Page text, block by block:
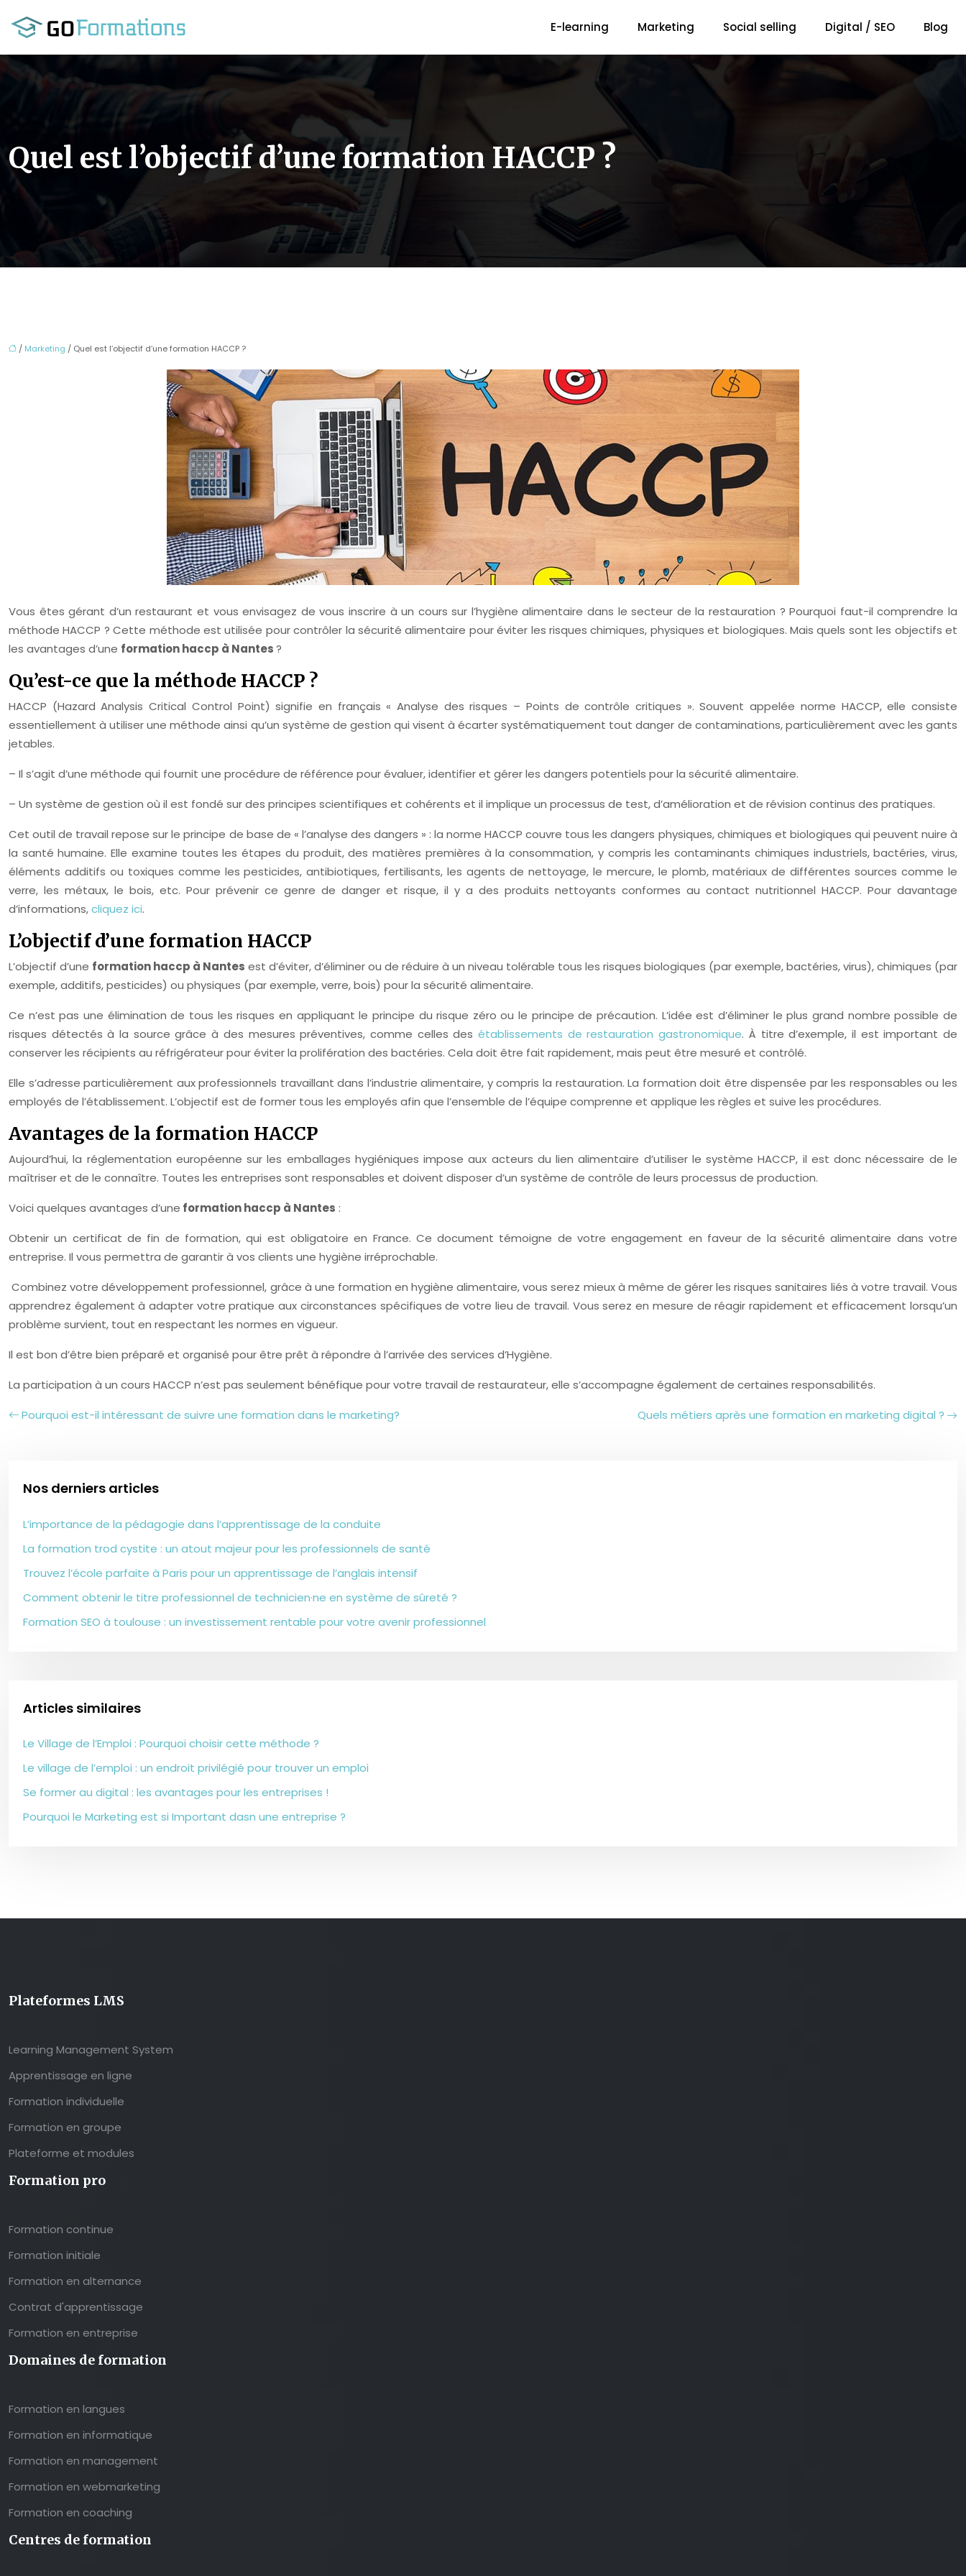
E-learning Marketing Social selling Digital / SEO Blog
Quel est l’objectif d’une formation HACCP ?
/ Marketing / Quel est l’objectif d’une formation HACCP ?
Vous êtes gérant d’un restaurant et vous envisagez de vous inscrire à un cours sur l’hygiène alimentaire dans le secteur de la restauration ? Pourquoi faut-il comprendre la
méthode HACCP ? Cette méthode est utilisée pour contrôler la sécurité alimentaire pour éviter les risques chimiques, physiques et biologiques. Mais quels sont les objectifs et
les avantages d’une formation haccp à Nantes?
Qu’est-ce que la méthode HACCP ?
HACCP (Hazard Analysis Critical Control Point) signifie en français « Analyse des risques – Points de contrôle critiques ». Souvent appelée norme HACCP, elle consiste
essentiellement à utiliser une méthode ainsi qu’un système de gestion qui visent à écarter systématiquement tout danger de contaminations, particulièrement avec les gants
jetables.
– Il s’agit d’une méthode qui fournit une procédure de référence pour évaluer, identifier et gérer les dangers potentiels pour la sécurité alimentaire.
– Un système de gestion où il est fondé sur des principes scientifiques et cohérents et il implique un processus de test, d’amélioration et de révision continus des pratiques.
Cet outil de travail repose sur le principe de base de « l’analyse des dangers » : la norme HACCP couvre tous les dangers physiques, chimiques et biologiques qui peuvent nuire à
la santé humaine. Elle examine toutes les étapes du produit, des matières premières à la consommation, y compris les contaminants chimiques industriels, bactéries, virus,
éléments additifs ou toxiques comme les pesticides, antibiotiques, fertilisants, les agents de nettoyage, le mercure, le plomb, matériaux de différentes sources comme le
verre, les métaux, le bois, etc. Pour prévenir ce genre de danger et risque, il y a des produits nettoyants conformes au contact nutritionnel HACCP. Pour davantage
d’informations,cliquez ici.
L’objectif d’une formation HACCP
L’objectif d’une formation haccp à Nantes est d’éviter, d’éliminer ou de réduire à un niveau tolérable tous les risques biologiques (par exemple, bactéries, virus), chimiques (par
exemple, additifs, pesticides) ou physiques (par exemple, verre, bois) pour la sécurité alimentaire.
Ce n’est pas une élimination de tous les risques en appliquant le principe du risque zéro ou le principe de précaution. L’idée est d’éliminer le plus grand nombre possible de
risques détectés à la source grâce à des mesures préventives, comme celles desétablissements de restauration gastronomique. À titre d’exemple, il est important de
conserver les récipients au réfrigérateur pour éviter la prolifération des bactéries. Cela doit être fait rapidement, mais peut être mesuré et contrôlé.
Elle s’adresse particulièrement aux professionnels travaillant dans l’industrie alimentaire, y compris la restauration. La formation doit être dispensée par les responsables ou les
employés de l’établissement. L’objectif est de former tous les employés afin que l’ensemble de l’équipe comprenne et applique les règles et suive les procédures.
Avantages de la formation HACCP
Aujourd’hui, la réglementation européenne sur les emballages hygiéniques impose aux acteurs du lien alimentaire d’utiliser le système HACCP, il est donc nécessaire de le
maîtriser et de le connaître. Toutes les entreprises sont responsables et doivent disposer d’un système de contrôle de leurs processus de production.
Voici quelques avantages d’une formation haccp à Nantes :
Obtenir un certificat de fin de formation, qui est obligatoire en France. Ce document témoigne de votre engagement en faveur de la sécurité alimentaire dans votre
entreprise. Il vous permettra de garantir à vos clients une hygiène irréprochable.
Combinez votre développement professionnel, grâce à une formation en hygiène alimentaire, vous serez mieux à même de gérer les risques sanitaires liés à votre travail. Vous
apprendrez également à adapter votre pratique aux circonstances spécifiques de votre lieu de travail. Vous serez en mesure de réagir rapidement et efficacement lorsqu’un
problème survient, tout en respectant les normes en vigueur.
Il est bon d’être bien préparé et organisé pour être prêt à répondre à l’arrivée des services d’Hygiène.
La participation à un cours HACCP n’est pas seulement bénéfique pour votre travail de restaurateur, elle s’accompagne également de certaines responsabilités.
Pourquoi est-il intéressant de suivre une formation dans le marketing?
Quels métiers après une formation en marketing digital ?
Nos derniers articles
L’importance de la pédagogie dans l’apprentissage de la conduite
La formation trod cystite : un atout majeur pour les professionnels de santé
Trouvez l’école parfaite à Paris pour un apprentissage de l’anglais intensif
Comment obtenir le titre professionnel de technicien·ne en système de sûreté ?
Formation SEO à toulouse : un investissement rentable pour votre avenir professionnel
Articles similaires
Le Village de l’Emploi : Pourquoi choisir cette méthode ?
Le village de l’emploi : un endroit privilégié pour trouver un emploi
Se former au digital : les avantages pour les entreprises !
Pourquoi le Marketing est si Important dasn une entreprise ?
Plateformes LMS
Learning Management System
Apprentissage en ligne
Formation individuelle
Formation en groupe
Plateforme et modules
Formation pro
Formation continue
Formation initiale
Formation en alternance
Contrat d'apprentissage
Formation en entreprise
Domaines de formation
Formation en langues
Formation en informatique
Formation en management
Formation en webmarketing
Formation en coaching
Centres de formation